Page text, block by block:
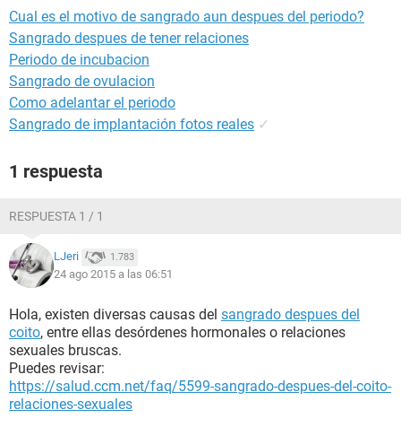
Cual es el motivo de sangrado aun despues del periodo?
Sangrado despues de tener relaciones
Periodo de incubacion
Sangrado de ovulacion
Como adelantar el periodo
Sangrado de implantación fotos reales ✓
1 respuesta
RESPUESTA 1 / 1
LJeri 1.783
24 ago 2015 a las 06:51
Hola, existen diversas causas del sangrado despues del
coito, entre ellas desórdenes hormonales o relaciones
sexuales bruscas.
Puedes revisar:
https://salud.ccm.net/faq/5599-sangrado-despues-del-coito-
relaciones-sexuales